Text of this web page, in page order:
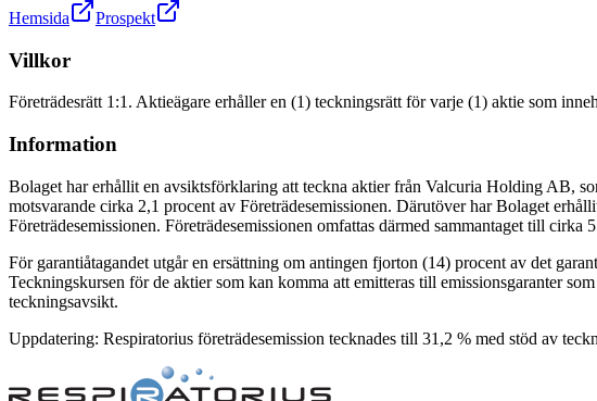
Hemsida Prospekt
Villkor
Företrädesrätt 1:1. Aktieägare erhåller en (1) teckningsrätt för varje (1) aktie som
Information
Bolaget har erhållit en avsiktsförklaring att teckna aktier från Valcuria Holding AB,
motsvarande cirka 2,1 procent av Företrädesemissionen. Därutöver har Bolaget
Företrädesemissionen. Företrädesemissionen omfattas därmed sammantaget till
För garantiåtagandet utgår en ersättning om antingen fjorton (14) procent av det
Teckningskursen för de aktier som kan komma att emitteras till emissionsgaranter
teckningsavsikt.
Uppdatering: Respiratorius företrädesemission tecknades till 31,2 % med stöd av